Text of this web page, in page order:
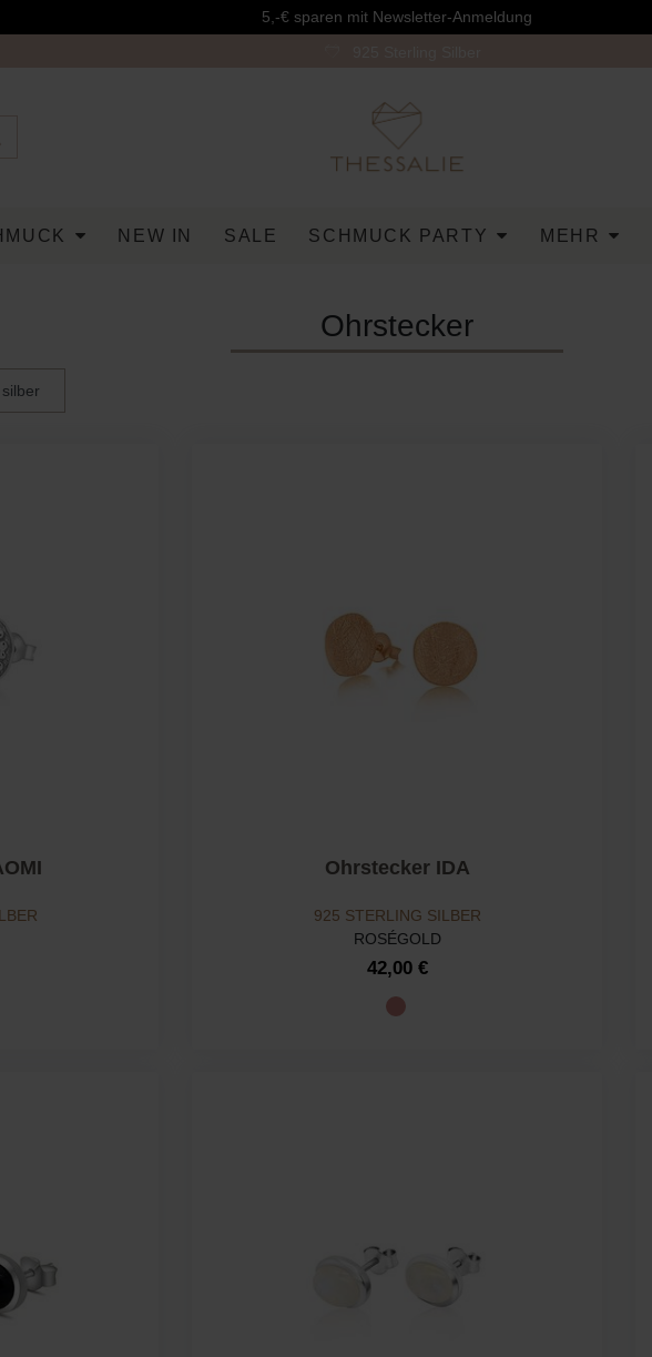
5,-€ sparen mit Newsletter-Anmeldung
NEW IN SALE SCHMUCK PARTY MEHR
Ohrstecker
silber
Ohrstecker IDA
925 STERLING SILBER
ROSÉGOLD
42,00 €